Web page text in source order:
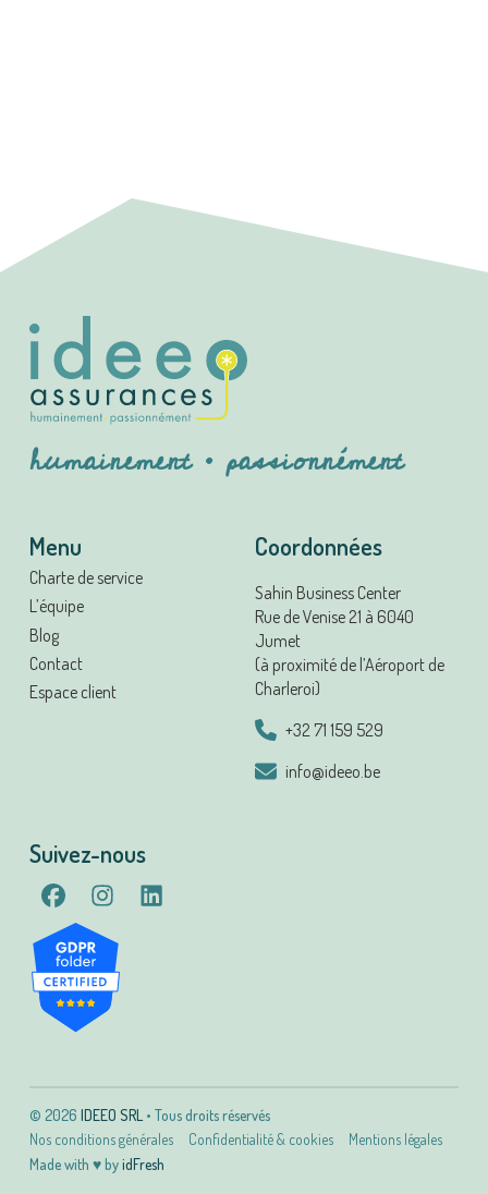
humainement • passionnément
Menu
Charte de service
L’équipe
Blog
Contact
Espace client
Coordonnées
Sahin Business Center
Rue de Venise 21 à 6040
Jumet
(à proximité de l’Aéroport de
Charleroi)
+32 71 159 529
info@ideeo.be
Suivez-nous
© 2026 IDEEO SRL • Tous droits réservés
Nos conditions générales
Confidentialité & cookies
Mentions légales
Made with ♥byidFresh